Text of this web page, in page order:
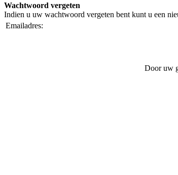
Wachtwoord vergeten
Indien u uw wachtwoord vergeten bent kunt u een
Emailadres:
Door uw